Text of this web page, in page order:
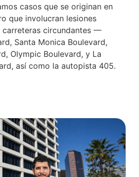
casos que se originan en
que involucran lesiones
carreteras circundantes —
Santa Monica Boulevard,
Olympic Boulevard, y La
así como la autopista 405.